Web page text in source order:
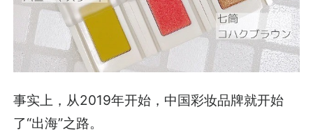
事实上，从2019年开始，中国彩妆品牌就开始
了“出海”之路。